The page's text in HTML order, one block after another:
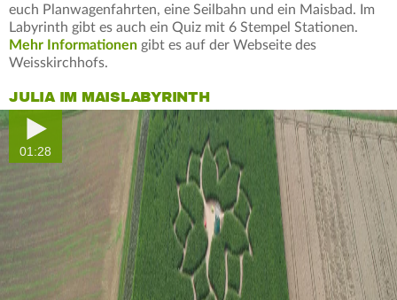
euch Planwagenfahrten, eine Seilbahn und ein Maisbad. Im
Labyrinth gibt es auch ein Quiz mit 6 Stempel Stationen.
Mehr Informationen gibt es auf der Webseite des
Weisskirchhofs.
JULIA IM MAISLABYRINTH
01:28